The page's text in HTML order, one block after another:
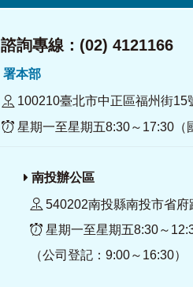
詢專線：(02) 4121166
署本部
100210臺北市中正區福州街15
星期一至星期五8:30～17:30（
南投辦公區
540202南投縣南投市省府
星期一至星期五8:30～
（公司登記：9:00～16:30）